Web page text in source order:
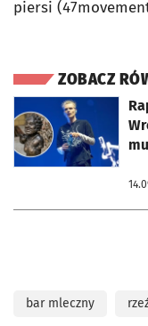
piersi
ZOBACZ
otworzy się w nowej karcie
bar mleczny